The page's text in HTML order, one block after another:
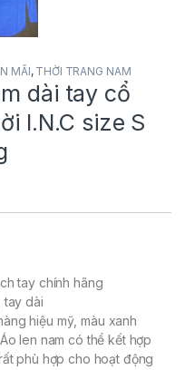
MÃI, THỜI TRANG NAM
dài tay cổ
I.N.C size S
tay chính hãng
tay dài
hiệu mỹ, màu xanh
len nam có thể kết hợp
phù hợp cho hoạt động